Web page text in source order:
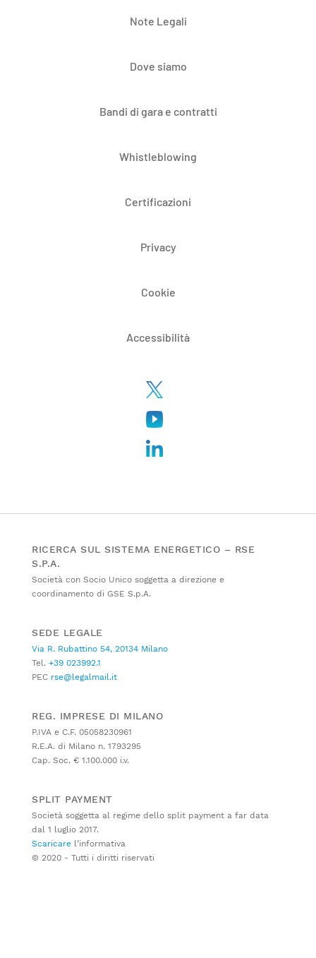
Note Legali
Dove siamo
Bandi di gara e contratti
Whistleblowing
Certificazioni
Privacy
Cookie
Accessibilità
RICERCA SUL SISTEMA ENERGETICO – RSE
S.P.A.
Società con Socio Unico soggetta a direzione e
coordinamento di GSE S.p.A.
SEDE LEGALE
Via R. Rubattino 54, 20134 Milano
Tel. +39 023992.1
PEC rse@legalmail.it
REG. IMPRESE DI MILANO
P.IVA e C.F. 05058230961
R.E.A. di Milano n. 1793295
Cap. Soc. € 1.100.000 i.v.
SPLIT PAYMENT
Società soggetta al regime dello split payment a far data
dal 1 luglio 2017.
Scaricare l’informativa
© 2020 - Tutti i diritti riservati